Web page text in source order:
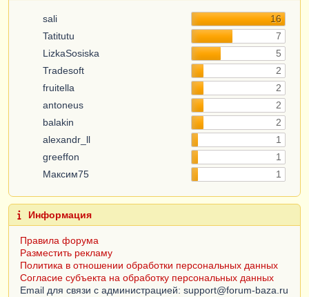
sali
16
Tatitutu
7
LizkaSosiska
5
Tradesoft
2
fruitella
2
antoneus
2
balakin
2
alexandr_ll
1
greeffon
1
Максим75
1
Информация
Правила форума
Разместить рекламу
Политика в отношении обработки персональных данных
Согласие субъекта на обработку персональных данных
Email для связи с администрацией: